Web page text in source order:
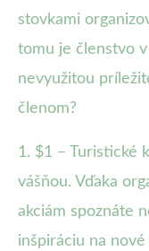
stovkami
tomu je členstvo
nevyužitou
členom?
1. $1 – Turistické
vášňou. Vďaka
akciám spoznáte
inšpiráciu na